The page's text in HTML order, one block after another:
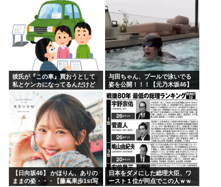
彼氏が『この車』買おうとして
私とケンカになってるんだけど
ｗｗｗｗｗｗ
与田ちゃん、プールで泳いでる
姿を公開！！！【元乃木坂46】
【日向坂46】 かほりん、ありの
ままの姿・・・【藤嶌果歩1st写
日本をダメにした総理大臣、ワ
ースト１位が同点でこの人ｗｗ